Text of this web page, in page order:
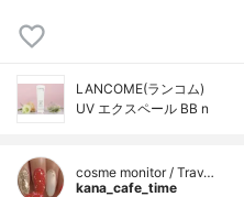
LANCOME(ランコム)
UV エクスペール BB n
cosme monitor / Trav…
kana_cafe_time